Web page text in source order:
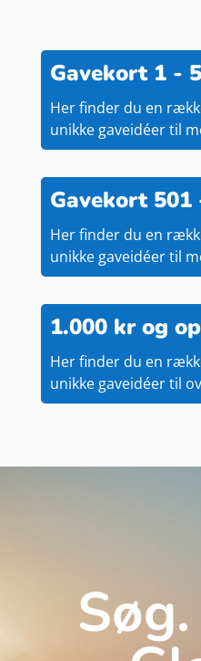
Gavekort 1 -
Her finder du en
unikke gaveidéer til
Gavekort 501
Her finder du en
unikke gaveidéer til
1.000 kr og op
Her finder du en
unikke gaveidéer til